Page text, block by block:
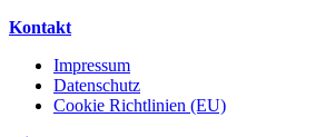
Kontakt
Impressum
Datenschutz
Cookie Richtlinien (EU)